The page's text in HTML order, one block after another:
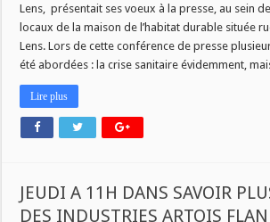
Lens, présentait ses voeux à la presse, au sein
locaux de la maison de l’habitat durable située
Lens. Lors de cette conférence de presse
été abordées : la crise sanitaire évidemment,
Lire plus
JEUDI A 11H DANS SAVOIR
DES INDUSTRIES ARTOIS